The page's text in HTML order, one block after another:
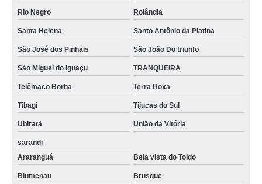
Rio Negro Rolândia
Santa Helena Santo Antônio da Platina
São José dos Pinhais São João Do triunfo
São Miguel do Iguaçu TRANQUEIRA
Telêmaco Borba Terra Roxa
Tibagi Tijucas do Sul
Ubiratã União da Vitória
sarandi
Araranguá
Bela vista do Toldo
Blumenau Brusque